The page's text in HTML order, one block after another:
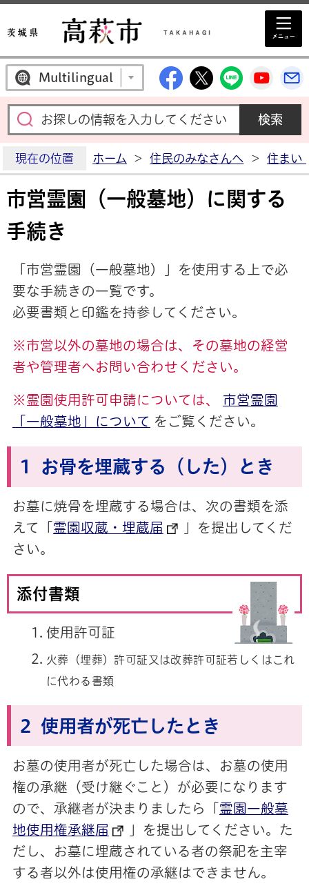
Multilingual 高萩市公式
高萩市公式X
高萩市
高
現在の位置 ホーム > 住民のみなさんへ > 住まい
市営霊園（一般墓地）に関する
手続き
「市営霊園（一般墓地）」を使用する上で必
要な手続きの一覧です。
必要書類と印鑑を持参してください。
※市営以外の墓地の場合は、その墓地の経営
者や管理者へお問い合わせください。
※霊園使用許可申請については、 市営霊園
「一般墓地」について をご覧ください。
1 お骨を埋蔵する（した）とき
お墓に焼骨を埋蔵する場合は、次の書類を添
えて「 霊園収蔵・埋蔵届
」を提出してくだ
さい。
添付書類
使用許可証
火葬（埋葬）許可証又は改葬許可証若しくはこれ
に代わる書類
2 使用者が死亡したとき
お墓の使用者が死亡した場合は、お墓の使用
権の承継（受け継ぐこと）が必要になります
ので、承継者が決まりましたら「 霊園一般墓
地使用権承継届
」を提出してください。た
だし、お墓に埋蔵されている者の祭祀を主宰
する者以外は使用権の承継はできません。